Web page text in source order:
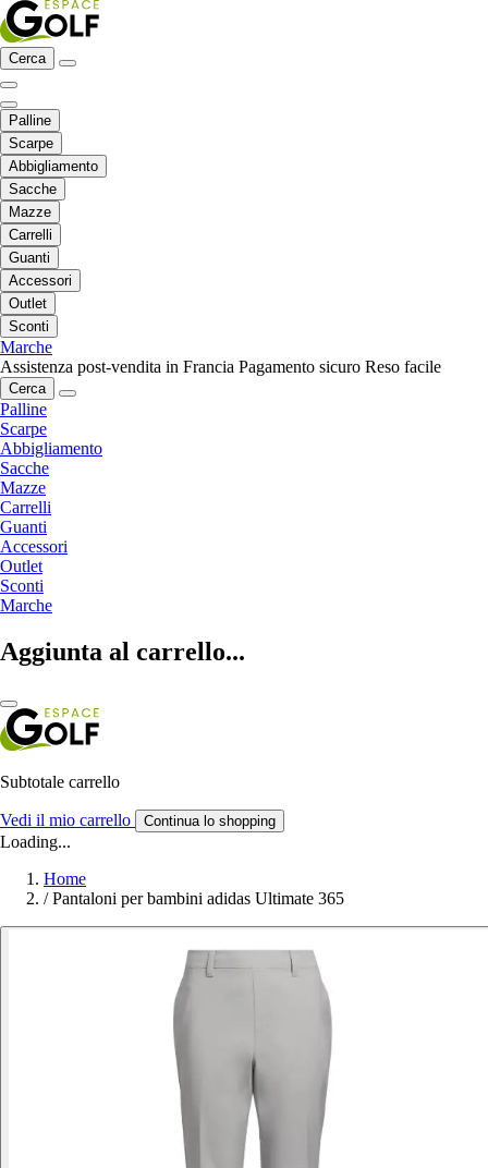
Cerca
Palline
Scarpe
Abbigliamento
Sacche
Mazze
Carrelli
Guanti
Accessori
Outlet
Sconti
Marche
Assistenza post-vendita in Francia Pagamento sicuro Reso facile
Cerca
Palline
Scarpe
Abbigliamento
Sacche
Mazze
Carrelli
Guanti
Accessori
Outlet
Sconti
Marche
Aggiunta al carrello...
Subtotale carrello
Vedi il mio carrello Continua lo shopping
Loading...
Home
/ Pantaloni per bambini adidas Ultimate 365